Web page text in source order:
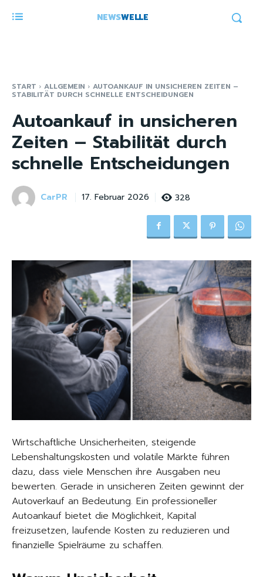
NEWSWELLE
START ALLGEMEIN AUTOANKAUF IN UNSICHEREN ZEITEN –
STABILITÄT DURCH SCHNELLE ENTSCHEIDUNGEN
Autoankauf in unsicheren
Zeiten – Stabilität durch
schnelle Entscheidungen
CarPR 17. Februar 2026 328
Wirtschaftliche Unsicherheiten, steigende
Lebenshaltungskosten und volatile Märkte führen
dazu, dass viele Menschen ihre Ausgaben neu
bewerten. Gerade in unsicheren Zeiten gewinnt der
Autoverkauf an Bedeutung. Ein professioneller
Autoankauf bietet die Möglichkeit, Kapital
freizusetzen, laufende Kosten zu reduzieren und
finanzielle Spielräume zu schaffen.